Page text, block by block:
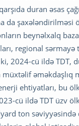
duran əsas
da şaxələndirilməsi
beynəlxalq
regional sərmayə
2024-cü ildə TDT,
əməkdaşlıq
ehtiyatları, bu
cü ildə TDT üzv
ton